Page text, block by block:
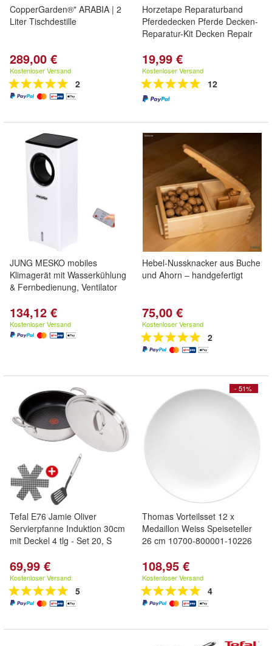
CopperGarden®" ARABIA | 2
Liter Tischdestille
289,00 €
Kostenloser Versand
2
Horzetape Reparaturband
Pferdedecken Pferde Decken-
Reparatur-Kit Decken Repair
19,99 €
Kostenloser Versand
12
JUNG MESKO mobiles
Klimagerät mit Wasserkühlung
& Fernbedienung, Ventilator
134,12 €
Kostenloser Versand
Hebel-Nussknacker aus Buche
und Ahorn – handgefertigt
75,00 €
Kostenloser Versand
2
Tefal E76 Jamie Oliver
Servierpfanne Induktion 30cm
mit Deckel 4 tlg - Set 20, S
69,99 €
Kostenloser Versand
5
- 51%
Thomas Vorteilsset 12 x
Medaillon Weiss Speiseteller
26 cm 10700-800001-10226
108,95 €
Kostenloser Versand
4